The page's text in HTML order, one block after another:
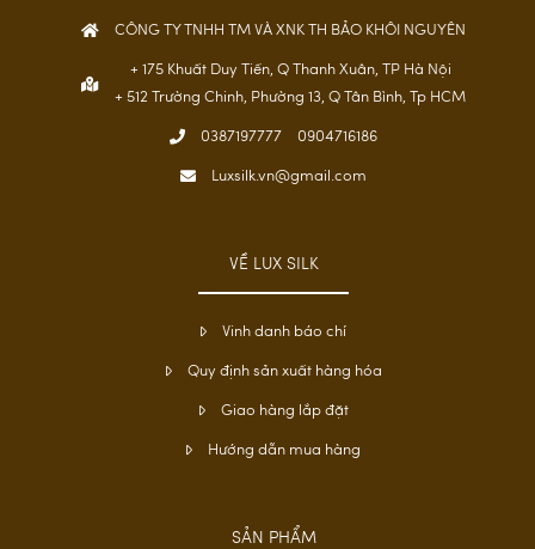
CÔNG TY TNHH TM VÀ XNK TH BẢO KHÔI NGUYÊN
+ 175 Khuất Duy Tiến, Q Thanh Xuân, TP Hà Nội
+ 512 Trường Chinh, Phường 13, Q Tân Bình, Tp HCM
0387197777 0904716186
Luxsilk.vn@gmail.com
VỀ LUX SILK
Vinh danh báo chí
Quy định sản xuất hàng hóa
Giao hàng lắp đặt
Hướng dẫn mua hàng
SẢN PHẨM